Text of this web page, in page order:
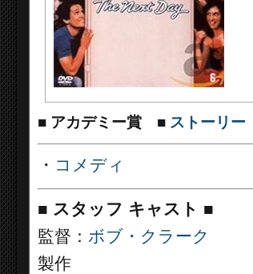
■ アカデミー賞 ■ ストーリー
・ コメディ
■ スタッフ キャスト ■
監督： ボブ・クラーク
製作